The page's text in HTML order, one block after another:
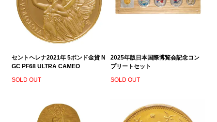
セントヘレナ2021年 5ポンド金貨 N
GC PF68 ULTRA CAMEO
SOLD OUT
2025年版日本国際博覧会記念コン
プリートセット
SOLD OUT